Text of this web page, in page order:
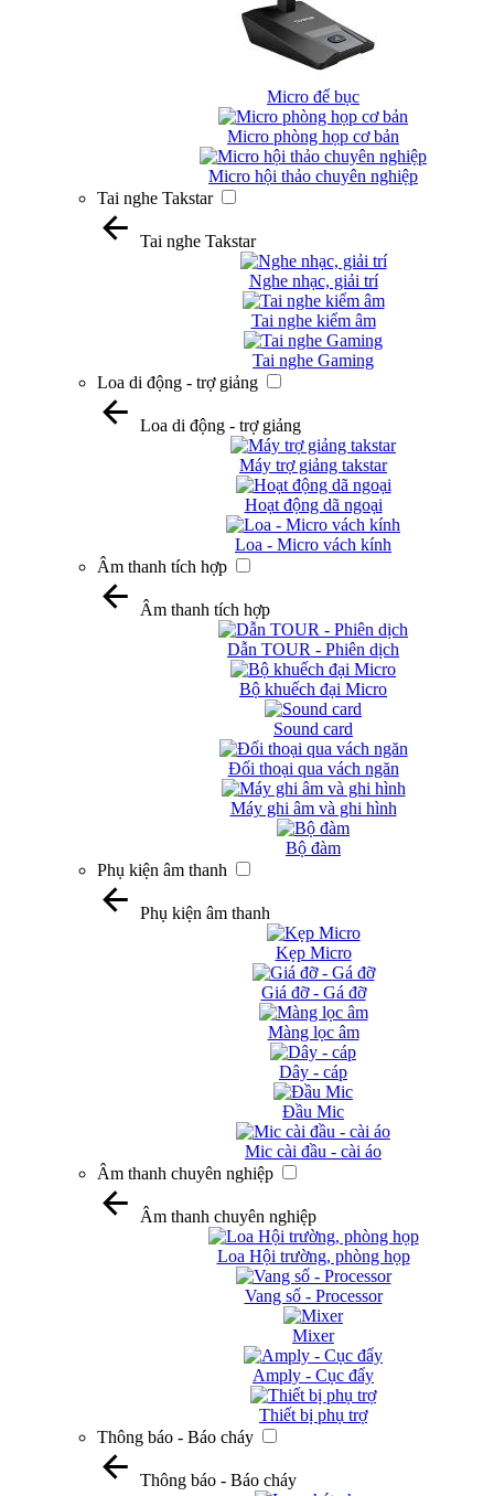
Micro để bục
Micro phòng họp cơ bản
Micro hội thảo chuyên nghiệp
Tai nghe Takstar
Tai nghe Takstar
Nghe nhạc, giải trí
Tai nghe kiểm âm
Tai nghe Gaming
Loa di động - trợ giảng
Loa di động - trợ giảng
Máy trợ giảng takstar
Hoạt động dã ngoại
Loa - Micro vách kính
Âm thanh tích hợp
Âm thanh tích hợp
Dẫn TOUR - Phiên dịch
Bộ khuếch đại Micro
Sound card
Đối thoại qua vách ngăn
Máy ghi âm và ghi hình
Bộ đàm
Phụ kiện âm thanh
Phụ kiện âm thanh
Kẹp Micro
Giá đỡ - Gá đỡ
Màng lọc âm
Dây - cáp
Đầu Mic
Mic cài đầu - cài áo
Âm thanh chuyên nghiệp
Âm thanh chuyên nghiệp
Loa Hội trường, phòng họp
Vang số - Processor
Mixer
Amply - Cục đẩy
Thiết bị phụ trợ
Thông báo - Báo cháy
Thông báo - Báo cháy